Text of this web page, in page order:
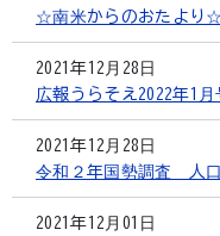
☆南米からのおたより
2021年12月28日
広報うらそえ2022年1月
2021年12月28日
令和２年国勢調査 人口
2021年12月01日